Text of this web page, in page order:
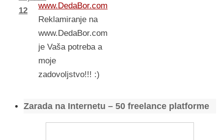
12
www.DedaBor.com
Reklamiranje na
www.DedaBor.com
je Vaša potreba a
moje
zadovoljstvo!!! :)
Zarada na Internetu – 50 freelance platforme